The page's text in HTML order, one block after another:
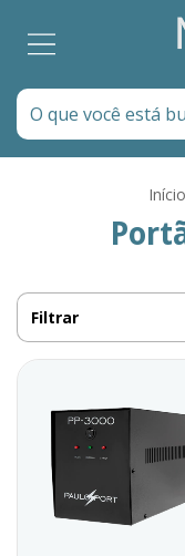
Início
Filtrar